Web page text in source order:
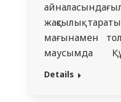
жақсылық
мағынамен
маусымда
қарсаңында
Details